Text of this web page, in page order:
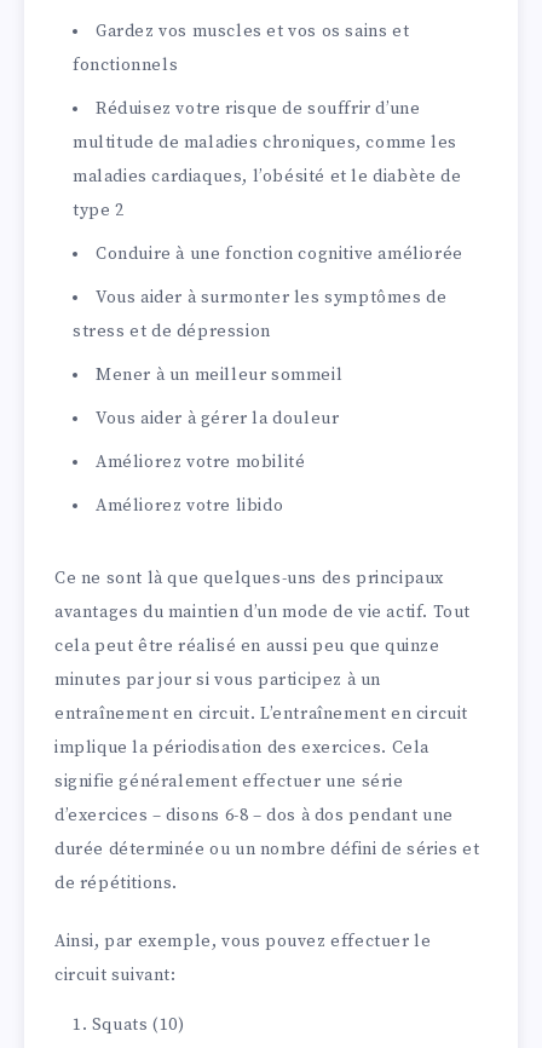
Gardez vos muscles et vos os sains et
fonctionnels
Réduisez votre risque de souffrir d’une
multitude de maladies chroniques, comme les
maladies cardiaques, l’obésité et le diabète de
type 2
Conduire à une fonction cognitive améliorée
Vous aider à surmonter les symptômes de
stress et de dépression
Mener à un meilleur sommeil
Vous aider à gérer la douleur
Améliorez votre mobilité
Améliorez votre libido
Ce ne sont là que quelques-uns des principaux
avantages du maintien d’un mode de vie actif. Tout
cela peut être réalisé en aussi peu que quinze
minutes par jour si vous participez à un
entraînement en circuit. L’entraînement en circuit
implique la périodisation des exercices. Cela
signifie généralement effectuer une série
d’exercices – disons 6-8 – dos à dos pendant une
durée déterminée ou un nombre défini de séries et
de répétitions.
Ainsi, par exemple, vous pouvez effectuer le
circuit suivant:
Squats (10)